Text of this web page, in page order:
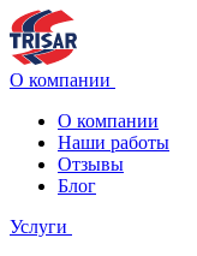
О компании
О компании
Наши работы
Отзывы
Блог
Услуги